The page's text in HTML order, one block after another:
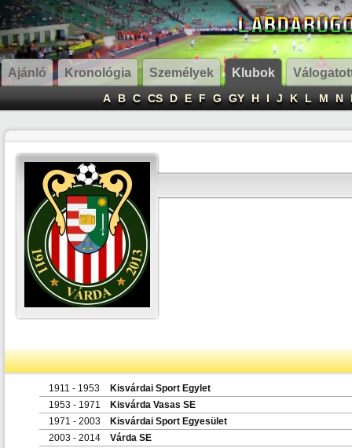
Ajánló Kronológia Személyek Klubok
A B C CS D E F G GY H I J K L M N
1911 - 1953
Kisvárdai Sport Egylet
1953 - 1971
Kisvárda Vasas SE
1971 - 2003
Kisvárdai Sport Egyesület
2003 - 2014
Várda SE